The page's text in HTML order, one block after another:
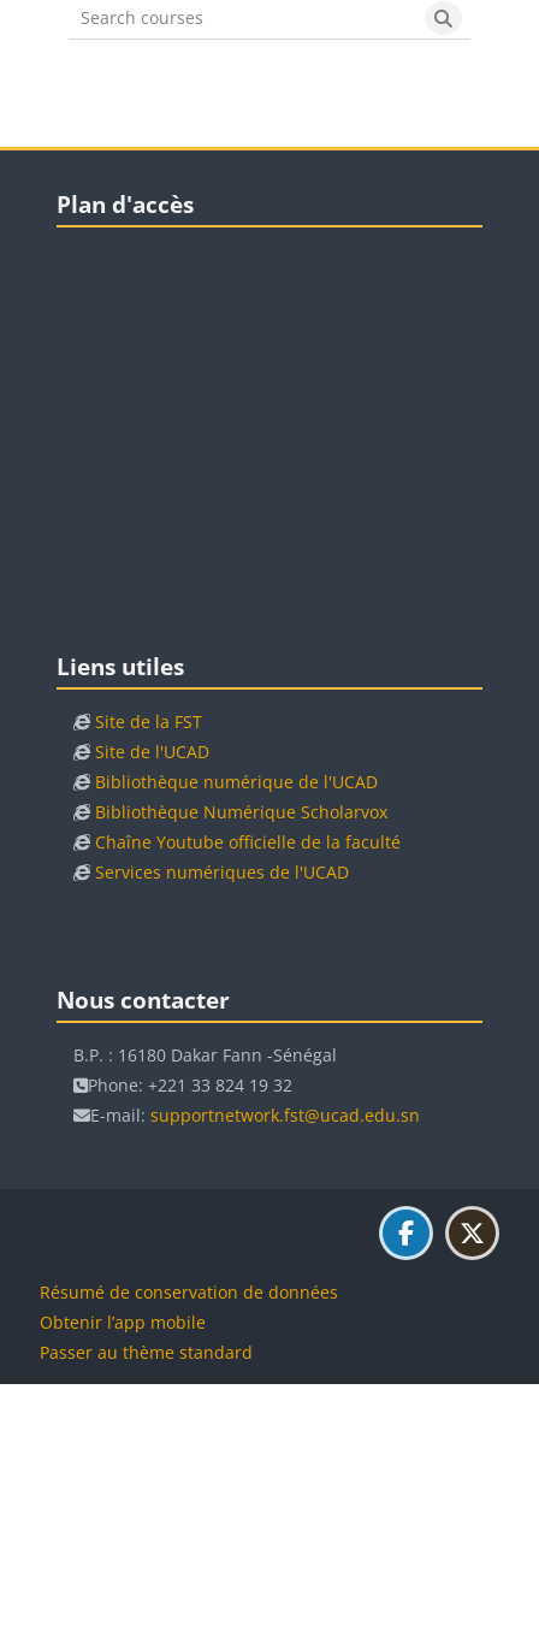
Search courses Search
Blocs
Plan d'accès
Blocs
Liens utiles
Site de la FST
Site de l'UCAD
Bibliothèque numérique de l'UCAD
Bibliothèque Numérique Scholarvox
Chaîne Youtube officielle de la faculté
Services numériques de l'UCAD
Blocs
Nous contacter
B.P. : 16180 Dakar Fann -Sénégal
Phone: +221 33 824 19 32
E-mail: supportnetwork.fst@ucad.edu.sn
Résumé de conservation de données
Obtenir l’app mobile
Passer au thème standard